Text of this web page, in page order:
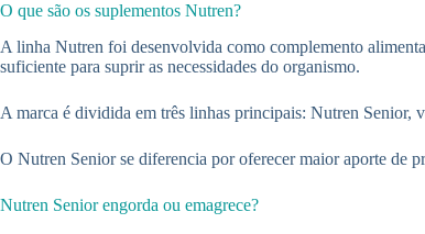
O que são os suplementos Nutren?
A linha Nutren foi desenvolvida como complemento
suficiente para suprir as necessidades do organismo.
A marca é dividida em três linhas principais: Nutren Senior,
O Nutren Senior se diferencia por oferecer maior aporte de
Nutren Senior engorda ou emagrece?